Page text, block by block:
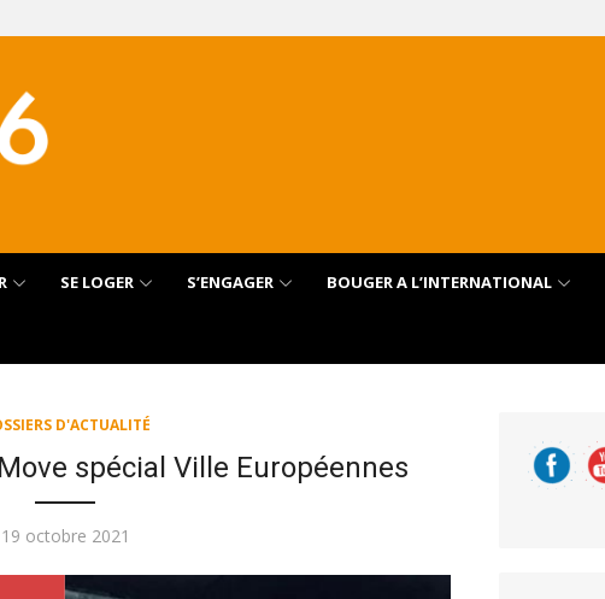
SE LOGER S’ENGAGER BOUGER A L’INTERNATIONAL
D'ACTUALITÉ
spécial Ville Européennes
Publié
19 octobre 2021